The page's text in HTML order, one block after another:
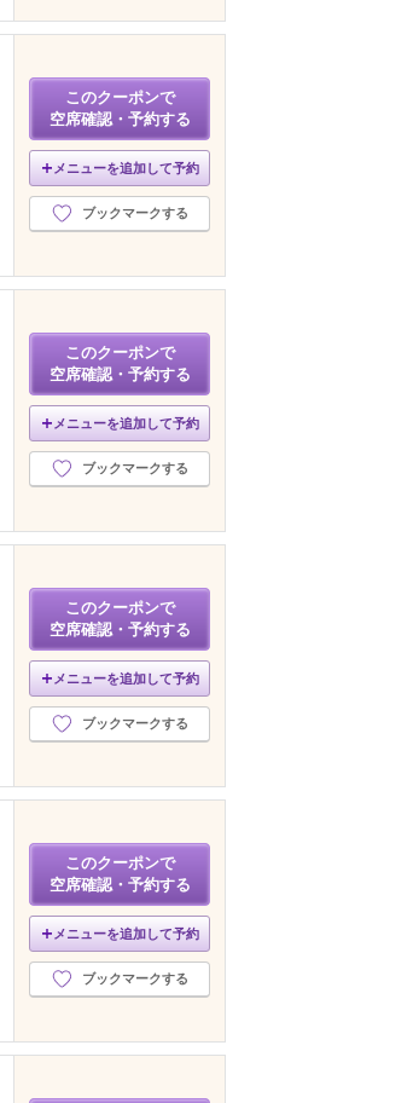
このクーポンで
空席確認・予約する
メニューを追加して予約
ブックマークする
このクーポンで
空席確認・予約する
メニューを追加して予約
ブックマークする
このクーポンで
空席確認・予約する
メニューを追加して予約
ブックマークする
このクーポンで
空席確認・予約する
メニューを追加して予約
ブックマークする